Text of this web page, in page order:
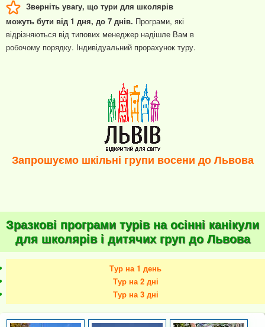
Зверніть увагу, що тури для школярів
можуть бути від 1 дня, до 7 днів. Програми, які
відрізняються від типових менеджер надішле Вам в
робочому порядку. Індивідуальний прорахунок туру.
Запрошуємо шкільні групи восени до Львова
Зразкові програми турів на осінні канікули
для школярів і дитячих груп до Львова
Тур на 1 день
Тур на 2 дні
Тур на 3 дні